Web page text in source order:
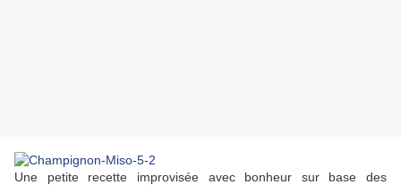
Une petite recette improvisée avec bonheur sur base des